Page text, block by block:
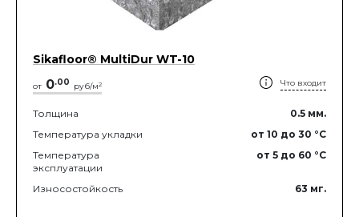
Sikafloor® MultiDur WT-10
от 0.00 руб/м2 Что входит
Толщина 0.5 мм.
Температура укладки
от 10 до 30 °C
Температура
эксплуатации
от 5 до 60 °C
Износостойкость 63 мг.